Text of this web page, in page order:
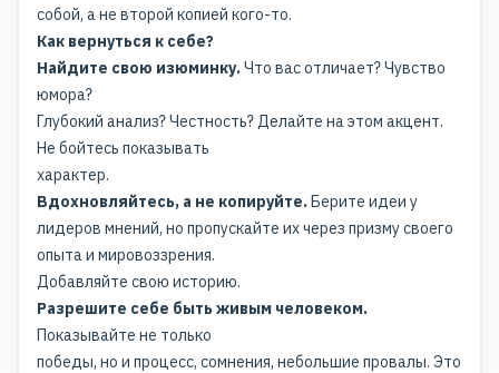
собой, а не второй копией кого-то.
Как вернуться к себе?
Найдите свою изюминку.Что вас отличает? Чувство
юмора?
Глубокий анализ? Честность? Делайте на этом акцент.
Не бойтесь показывать
характер.
Вдохновляйтесь, а не копируйте.Берите идеи у
лидеров мнений, но пропускайте их через призму своего
опыта и мировоззрения.
Добавляйте свою историю.
Разрешите себе быть живым человеком.
Показывайте не только
победы, но и процесс, сомнения, небольшие провалы. Это